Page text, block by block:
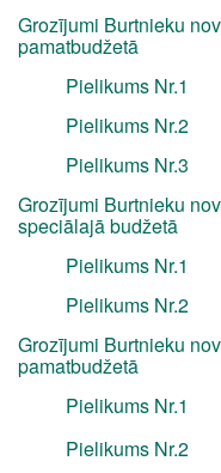
Grozījumi Burtnieku
pamatbudžetā
Pielikums Nr.1
Pielikums Nr.2
Pielikums Nr.3
Grozījumi Burtnieku
speciālajā budžetā
Pielikums Nr.1
Pielikums Nr.2
Grozījumi Burtnieku
pamatbudžetā
Pielikums Nr.1
Pielikums Nr.2